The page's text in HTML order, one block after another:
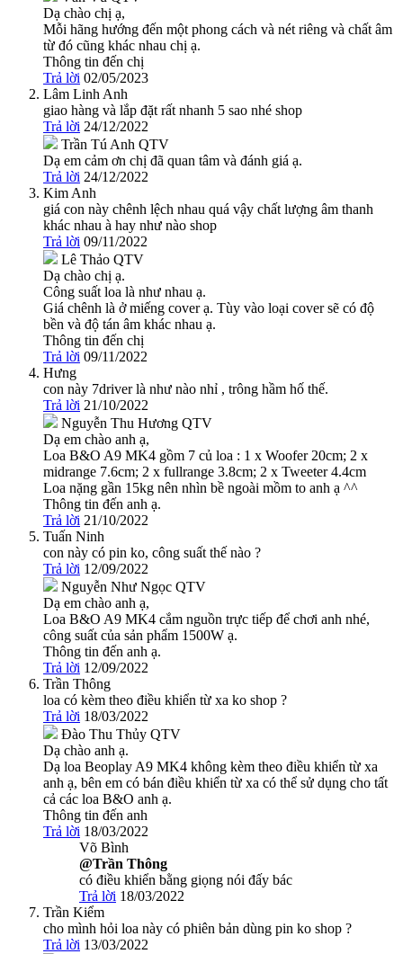
Dạ chào chị ạ,
Mỗi hãng hướng đến một phong cách và nét riêng và chất âm
từ đó cũng khác nhau chị ạ.
Thông tin đến chị
Trả lời 02/05/2023
Lâm Linh Anh
giao hàng và lắp đặt rất nhanh 5 sao nhé shop
Trả lời 24/12/2022
Trần Tú Anh QTV
Dạ em cảm ơn chị đã quan tâm và đánh giá ạ.
Trả lời 24/12/2022
Kim Anh
giá con này chênh lệch nhau quá vậy chất lượng âm thanh
khác nhau à hay như nào shop
Trả lời 09/11/2022
Lê Thảo QTV
Dạ chào chị ạ.
Công suất loa là như nhau ạ.
Giá chênh là ở miếng cover ạ. Tùy vào loại cover sẽ có độ
bền và độ tán âm khác nhau ạ.
Thông tin đến chị
Trả lời 09/11/2022
Hưng
con này 7driver là như nào nhỉ , trông hầm hố thế.
Trả lời 21/10/2022
Nguyễn Thu Hương QTV
Dạ em chào anh ạ,
Loa B&O A9 MK4 gồm 7 củ loa : 1 x Woofer 20cm; 2 x
midrange 7.6cm; 2 x fullrange 3.8cm; 2 x Tweeter 4.4cm
Loa nặng gần 15kg nên nhìn bề ngoài mồm to anh ạ ^^
Thông tin đến anh ạ.
Trả lời 21/10/2022
Tuấn Ninh
con này có pin ko, công suất thế nào ?
Trả lời 12/09/2022
Nguyễn Như Ngọc QTV
Dạ em chào anh ạ,
Loa B&O A9 MK4 cắm nguồn trực tiếp để chơi anh nhé,
công suất của sản phẩm 1500W ạ.
Thông tin đến anh ạ.
Trả lời 12/09/2022
Trần Thông
loa có kèm theo điều khiển từ xa ko shop ?
Trả lời 18/03/2022
Đào Thu Thủy QTV
Dạ chào anh ạ.
Dạ loa Beoplay A9 MK4 không kèm theo điều khiển từ xa
anh ạ, bên em có bán điều khiển từ xa có thể sử dụng cho tất
cả các loa B&O anh ạ.
Thông tin đến anh
Trả lời 18/03/2022
Võ Bình
@Trần Thông
có điều khiển bằng giọng nói đấy bác
Trả lời 18/03/2022
Trần Kiểm
cho mình hỏi loa này có phiên bản dùng pin ko shop ?
Trả lời 13/03/2022